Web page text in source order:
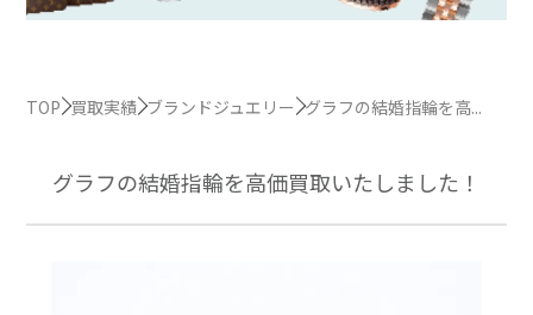
TOP 買取実績 ブランドジュエリー グラフの結婚指輪を高...
グラフの結婚指輪を高価買取いたしました！